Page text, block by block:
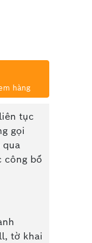
hàng
tục
gọi
qua
công bố
tờ khai